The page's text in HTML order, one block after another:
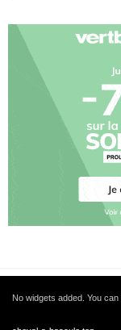
No widgets added. You